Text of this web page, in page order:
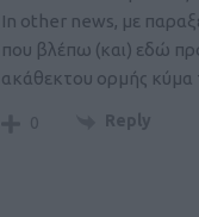
In other news, με
που βλέπω (και) εδώ
ακάθεκτου ορμής κύμα
0 Reply